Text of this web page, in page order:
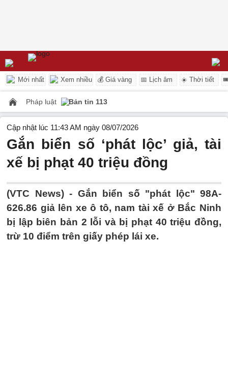
Mới nhất Xem nhiều 💰 Giá vàng 📅 Lịch âm ☀️ Thời tiết
Pháp luật Bản tin 113
Cập nhật lúc 11:43 AM ngày 08/07/2026
Gắn biển số ‘phát lộc’ giả, tài
xế bị phạt 40 triệu đồng
(VTC News) - Gắn biển số "phát lộc" 98A-
626.86 giả lên xe ô tô, nam tài xế ở Bắc Ninh
bị lập biên bản 2 lỗi và bị phạt 40 triệu đồng,
trừ 10 điểm trên giấy phép lái xe.